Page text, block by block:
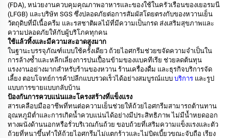
(FDA), หน่วยงานควบคุมคุณภาพอาหารและของใช้ในครัวเรือนของเยอรมนี
(LFGB) และบริษัท SGS ซึ่งปลอดภัยต่อการสัมผัสโดยตรงกับของหวานเย็น
วัตถุดิบที่มีเนื้อครีม และรสชาติผลไม้ที่มีความเป็นกรด ส่งเสริมสุขภาพและ
ความปลอดภัยให้กับผู้บริโภคทุกคน
ใช้แล้วทิ้งและมีความสะอาดสูงมาก
ในฐานะบรรจุภัณฑ์แบบใช้ครั้งเดียว ถ้วยไอศกรีมช่วยขจัดความจำเป็นใน
การล้างซ้ำและหลีกเลี่ยงการปนเปื้อนข้ามของแบคทีเรีย ช่วยลดต้นทุน
แรงงานอย่างมากสำหรับร้านของหวาน ร้านเครื่องดื่ม และธุรกิจบริการจัด
เลี้ยง ตอบโจทย์การค้าปลีกแบบรวดเร็วได้อย่างสมบูรณ์แบบ บริการ และรูป
แบบการขายแบบกลับบ้าน
ป้องกันการควบแน่นและโครงสร้างที่แข็งแรง
สารเคลือบมืออาชีพที่ทนต่อความเย็นช่วยให้ถ้วยไอศกรีมสามารถต้านทาน
อุณหภูมิต่ำและการเกิดน้ำควบแน่นได้อย่างมีประสิทธิภาพ ไม่มีน้ำหยดออก
ทางผนังด้านนอกหรือรั่วบริเวณก้นถ้วย ขอบถ้วยที่เสริมความแข็งแรงและตัว
ถ้วยที่หนาขึ้นทำให้ถ้วยไอศกรีมไม่แตกร้าวและไม่บิดเบี้ยวขณะจับถือ เรียง